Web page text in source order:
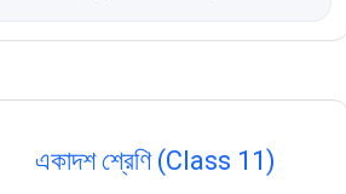
একাদশ শ্রেণি (Class 11)